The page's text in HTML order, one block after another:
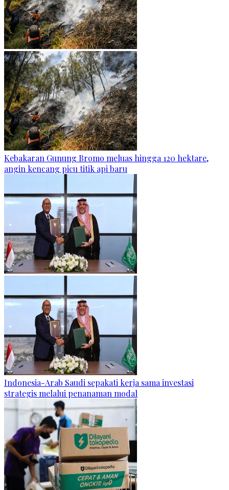
Kebakaran Gunung Bromo meluas hingga 120 hektare,
angin kencang picu titik api baru
Indonesia-Arab Saudi sepakati kerja sama investasi
strategis melalui penanaman modal